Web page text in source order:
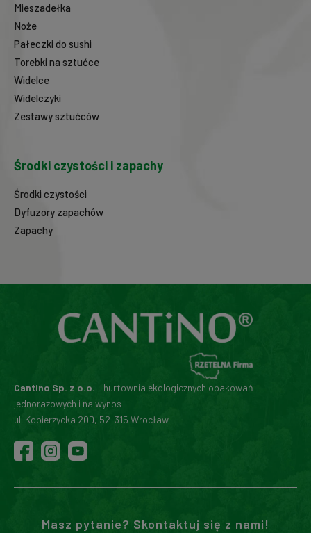
Mieszadełka
Noże
Pałeczki do sushi
Torebki na sztućce
Widelce
Widelczyki
Zestawy sztućców
Środki czystości i zapachy
Środki czystości
Dyfuzory zapachów
Zapachy
Cantino Sp. z o.o. - hurtownia ekologicznych opakowań
jednorazowych i na wynos
ul. Kobierzycka 20D, 52-315 Wrocław
Masz pytanie? Skontaktuj się z nami!